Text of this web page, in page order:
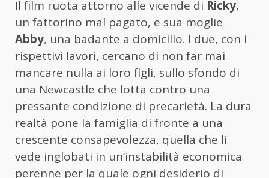
Il film ruota attorno alle vicende di Ricky,
un fattorino mal pagato, e sua moglie
Abby, una badante a domicilio. I due, con i
rispettivi lavori, cercano di non far mai
mancare nulla ai loro figli, sullo sfondo di
una Newcastle che lotta contro una
pressante condizione di precarietà. La dura
realtà pone la famiglia di fronte a una
crescente consapevolezza, quella che li
vede inglobati in un’instabilità economica
perenne per la quale ogni desiderio di